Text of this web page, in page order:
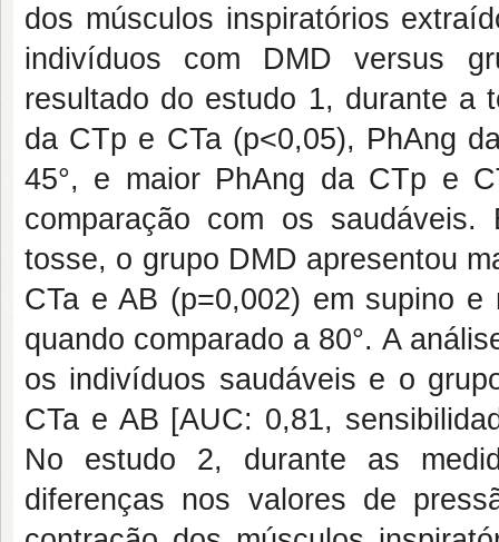
dos músculos inspiratórios
indivíduos com DMD versus
resultado do estudo 1, durante a
da CTp e CTa (p<0,05), PhAng
45°, e maior PhAng da CTp e
comparação com os
tosse, o grupo DMD apresentou
CTa e AB (p=0,002) em supino
quando comparado a 80°. A
os indivíduos saudáveis e o
CTa e AB [AUC: 0,81,
No estudo 2, durante as
diferenças nos valores de